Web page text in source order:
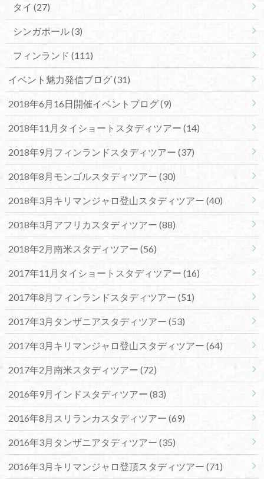
タイ (27)
シンガポール(3)
フィンランド (111)
イベント魅力発信ブログ(31)
2018年6月16日開催イベントブログ(9)
2018年11月タイショートスタディツアー (14)
2018年9月フィンランドスタディツアー (37)
2018年8月モンゴルスタディツアー (30)
2018年3月キリマンジャロ登山スタディツアー (40)
2018年3月アフリカスタディツアー (88)
2018年2月南米スタディツアー (56)
2017年11月タイショートスタディツアー (16)
2017年8月フィンランドスタディツアー (51)
2017年3月タンザニアスタディツアー (53)
2017年3月キリマンジャロ登山スタディツアー (64)
2017年2月南米スタディツアー (72)
2016年9月インドスタディツアー (83)
2016年8月スリランカスタディツアー (69)
2016年3月タンザニアタディツアー (35)
2016年3月キリマンジャロ登頂スタディツアー (71)